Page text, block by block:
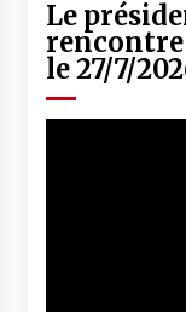
Le
le 27/7/